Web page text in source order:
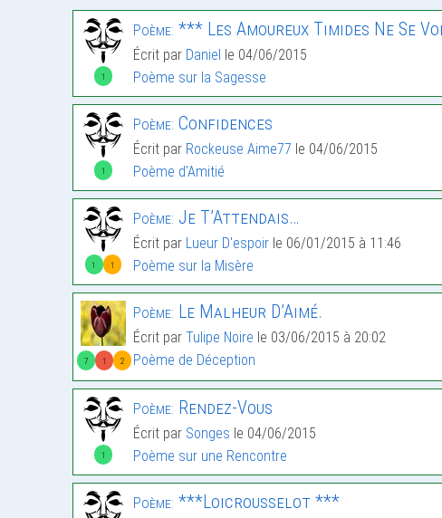
1
Poème: *** Les Amoureux Timides Ne Se
Écrit par Daniel
le 04/06/2015
Poème sur la Sagesse
1
Poème: Confidences
Écrit par Rockeuse Aime77 le 04/06/2015
Poème d'Amitié
1 1
Poème: Je T’Attendais…
Écrit par Lueur D'espoir le 06/01/2015 à 11:46
Poème sur la Misère
7 1 2
Poème: Le Malheur D’Aimé.
Écrit par Tulipe Noire le 03/06/2015 à 20:02
Poème de Déception
1
Poème: Rendez-Vous
Écrit par Songes le 04/06/2015
Poème sur une Rencontre
Poème: ***Loicrousselot ***